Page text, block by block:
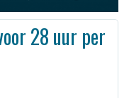
28 uur per